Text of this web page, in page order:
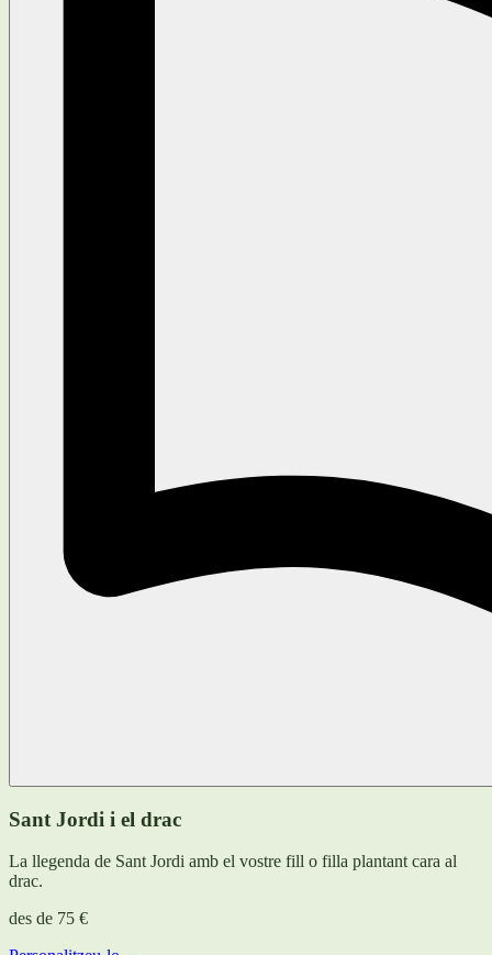
Sant Jordi i el drac
La llegenda de Sant Jordi amb el vostre fill o filla plantant cara al
drac.
des de 75 €